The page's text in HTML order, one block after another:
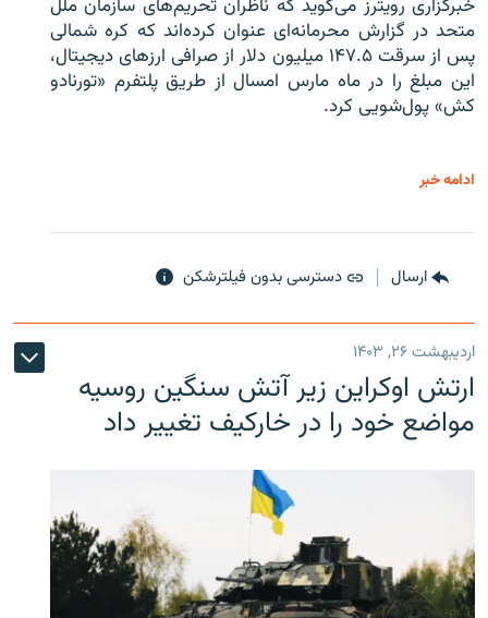
خبرگزاری رویترز می‌گوید که ناظران تحریم‌های سازمان ملل
متحد در گزارش محرمانه‌ای عنوان کرده‌اند که کره شمالی
پس از سرقت ۱۴۷.۵ میلیون دلار از صرافی ارزهای دیجیتال،
این مبلغ را در ماه مارس امسال از طریق پلتفرم «تورنادو
کش» پول‌شویی کرد.
ادامه خبر
ارسال دسترسی بدون فیلترشکن
اردیبهشت ۲۶, ۱۴۰۳
ارتش اوکراین زیر آتش سنگین روسیه
مواضع خود را در خارکیف تغییر داد